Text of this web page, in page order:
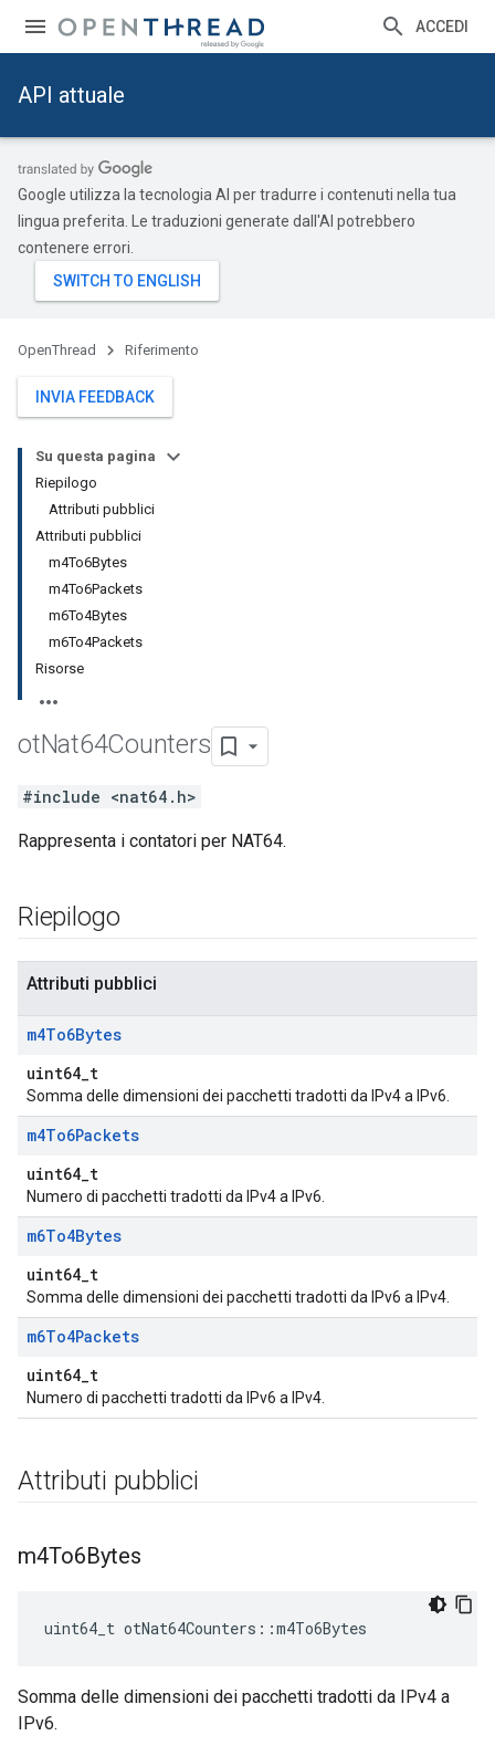
ACCEDI
API attuale
Google utilizza la tecnologia AI per tradurre i contenuti nella tua
lingua preferita. Le traduzioni generate dall'AI potrebbero
contenere errori.
OpenThread Riferimento
INVIA FEEDBACK
Su questa pagina
Riepilogo
Attributi pubblici
Attributi pubblici
m4To6Bytes
m4To6Packets
m6To4Bytes
m6To4Packets
Risorse
otNat64Counters
#include <nat64.h>
Rappresenta i contatori per NAT64.
Riepilogo
Attributi pubblici
m4To6Bytes
uint64_t
Somma delle dimensioni dei pacchetti tradotti da IPv4 a IPv6.
m4To6Packets
uint64_t
Numero di pacchetti tradotti da IPv4 a IPv6.
m6To4Bytes
uint64_t
Somma delle dimensioni dei pacchetti tradotti da IPv6 a IPv4.
m6To4Packets
uint64_t
Numero di pacchetti tradotti da IPv6 a IPv4.
Attributi pubblici
m4To6Bytes
uint64_t otNat64Counters ::m4To6Bytes
Somma delle dimensioni dei pacchetti tradotti da IPv4 a
IPv6.